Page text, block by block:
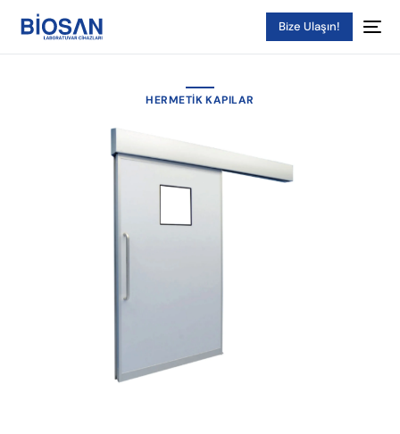
Bize Ulaşın!
HERMETIK KAPILAR